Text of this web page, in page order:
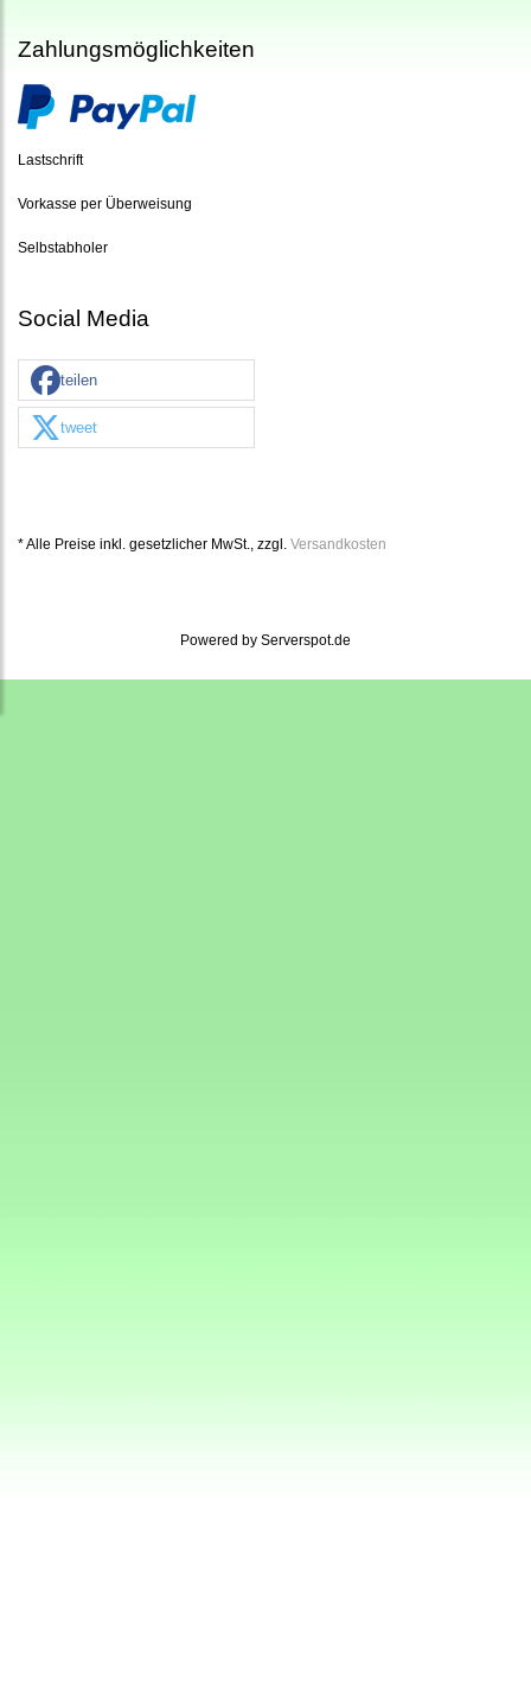
Zahlungsmöglichkeiten
Lastschrift
Vorkasse per Überweisung
Selbstabholer
Social Media
teilen
tweet
* Alle Preise inkl. gesetzlicher MwSt., zzgl. Versandkosten
Powered by Serverspot.de